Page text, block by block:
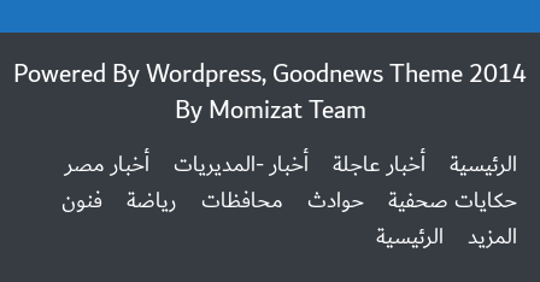
2014 Powered By Wordpress, Goodnews Theme
ByMomizat Team
الرئيسية أخبار عاجلة أخبار -المديريات
أخبار مصر
حكايات صحفية
حوادث محافظات رياضة
فنون
المزيد
الرئيسية